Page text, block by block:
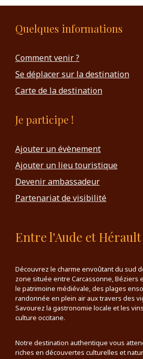
Quelques informations
Comment venir ?
Se déplacer sur la destination
Carte de la destination
Je participe !
Ajouter un évènement
Ajouter un lieu touristique
Devenir ambassadeur
Partenariat de visibilité
Entre l'Aude et Hérault
Découvrez le charme envoûtant du sud
zone située entre Carcassonne, Béziers
le patrimoine médiévale, des plages
randonnée en plein air aux travers des
Savourez la gastronomie locale et les
culture occitane.
Notre destination authentique vous
riches en découvertes culturelles et